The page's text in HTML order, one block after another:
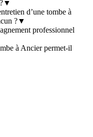
▼
d’une tombe à
?▼
professionnel
à Ancier permet-il